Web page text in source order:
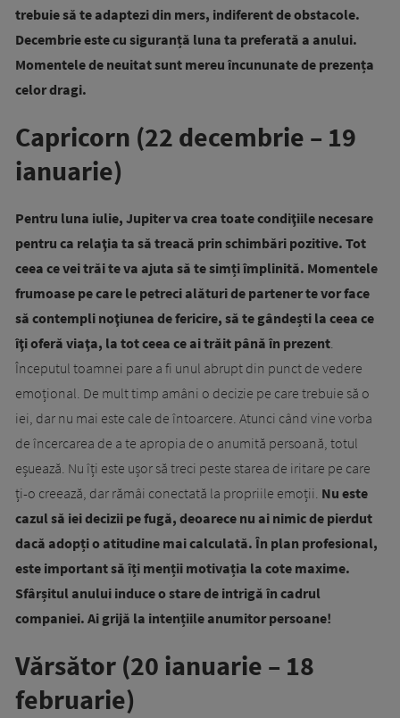
trebuie să te adaptezi din mers, indiferent de obstacole.
Decembrie este cu siguranță luna ta preferată a anului.
Momentele de neuitat sunt mereu încununate de prezența
celor dragi.
Capricorn (22 decembrie – 19
ianuarie)
Pentru luna iulie, Jupiter va crea toate condiţiile necesare
pentru ca relaţia ta să treacă prin schimbări pozitive. Tot
ceea ce vei trăi te va ajuta să te simți împlinită. Momentele
frumoase pe care le petreci alături de partener te vor face
să contempli noţiunea de fericire, să te gândești la ceea ce
îţi oferă viaţa, la tot ceea ce ai trăit până în prezent.
Începutul toamnei pare a fi unul abrupt din punct de vedere
emoțional. De mult timp amâni o decizie pe care trebuie să o
iei, dar nu mai este cale de întoarcere. Atunci când vine vorba
de încercarea de a te apropia de o anumită persoană, totul
eșuează. Nu îți este ușor să treci peste starea de iritare pe care
ți-o creează, dar rămâi conectată la propriile emoții. Nu este
cazul să iei decizii pe fugă, deoarece nu ai nimic de pierdut
dacă adopți o atitudine mai calculată. În plan profesional,
este important să îți menții motivația la cote maxime.
Sfârșitul anului induce o stare de intrigă în cadrul
companiei. Ai grijă la intențiile anumitor persoane!
Vărsător (20 ianuarie – 18
februarie)